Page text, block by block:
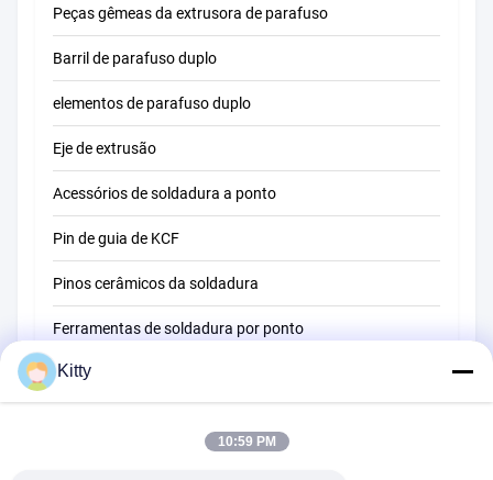
Peças gêmeas da extrusora de parafuso
Barril de parafuso duplo
elementos de parafuso duplo
Eje de extrusão
Acessórios de soldadura a ponto
Pin de guia de KCF
Pinos cerâmicos da soldadura
Ferramentas de soldadura por ponto
Máquina de soldadura do ponto da resistência
Kitty
10:59 PM